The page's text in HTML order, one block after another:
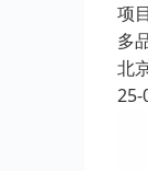
项
多
北
25-